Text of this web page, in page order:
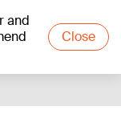
and
Close